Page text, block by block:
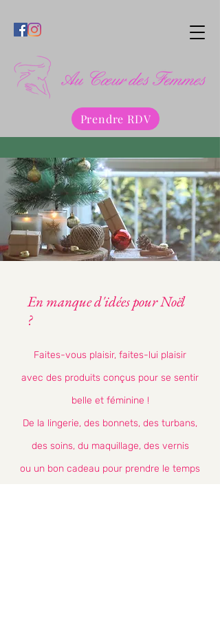
Prendre RDV
En manque d'idées pour Noël
?
Faites-vous plaisir, faites-lui plaisir
avec des produits conçus pour se sentir
belle et féminine !
De la lingerie, des bonnets, des turbans,
des soins, du maquillage, des vernis
ou un bon cadeau pour prendre le temps